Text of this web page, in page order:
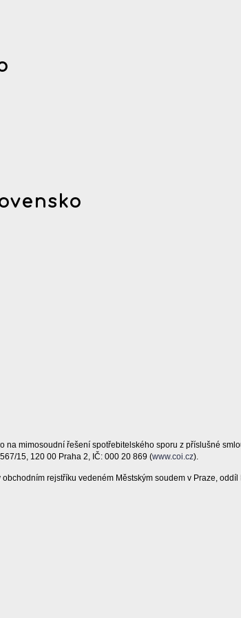
mimosoudní řešení spotřebitelského sporu z příslušné
15, 120 00 Praha 2, IČ: 000 20 869 (www.coi.cz).
rejstříku vedeném Městským soudem v Praze, oddíl